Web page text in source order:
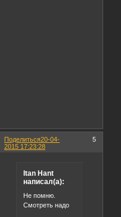
Поделиться 5
20-04-
2015 17:23:28
Itan Hant
написал(а):
Не помню.
Смотреть надо